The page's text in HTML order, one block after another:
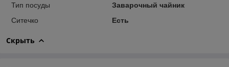
Тип посуды
Заварочный чайник
Ситечко
Есть
Скрыть